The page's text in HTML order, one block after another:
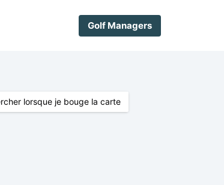
Golf Managers
lorsque je bouge la carte